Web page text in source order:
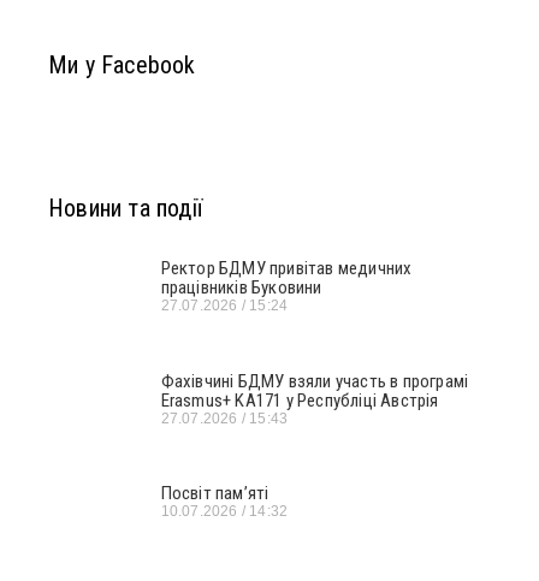
Ми у Facebook
Новини та події
Ректор БДМУ привітав медичних
працівників Буковини
27.07.2026 15:24
Фахівчині БДМУ взяли участь в програмі
Erasmus+ KA171 у Республіці Австрія
27.07.2026 15:43
Посвіт пам’яті
10.07.2026 14:32